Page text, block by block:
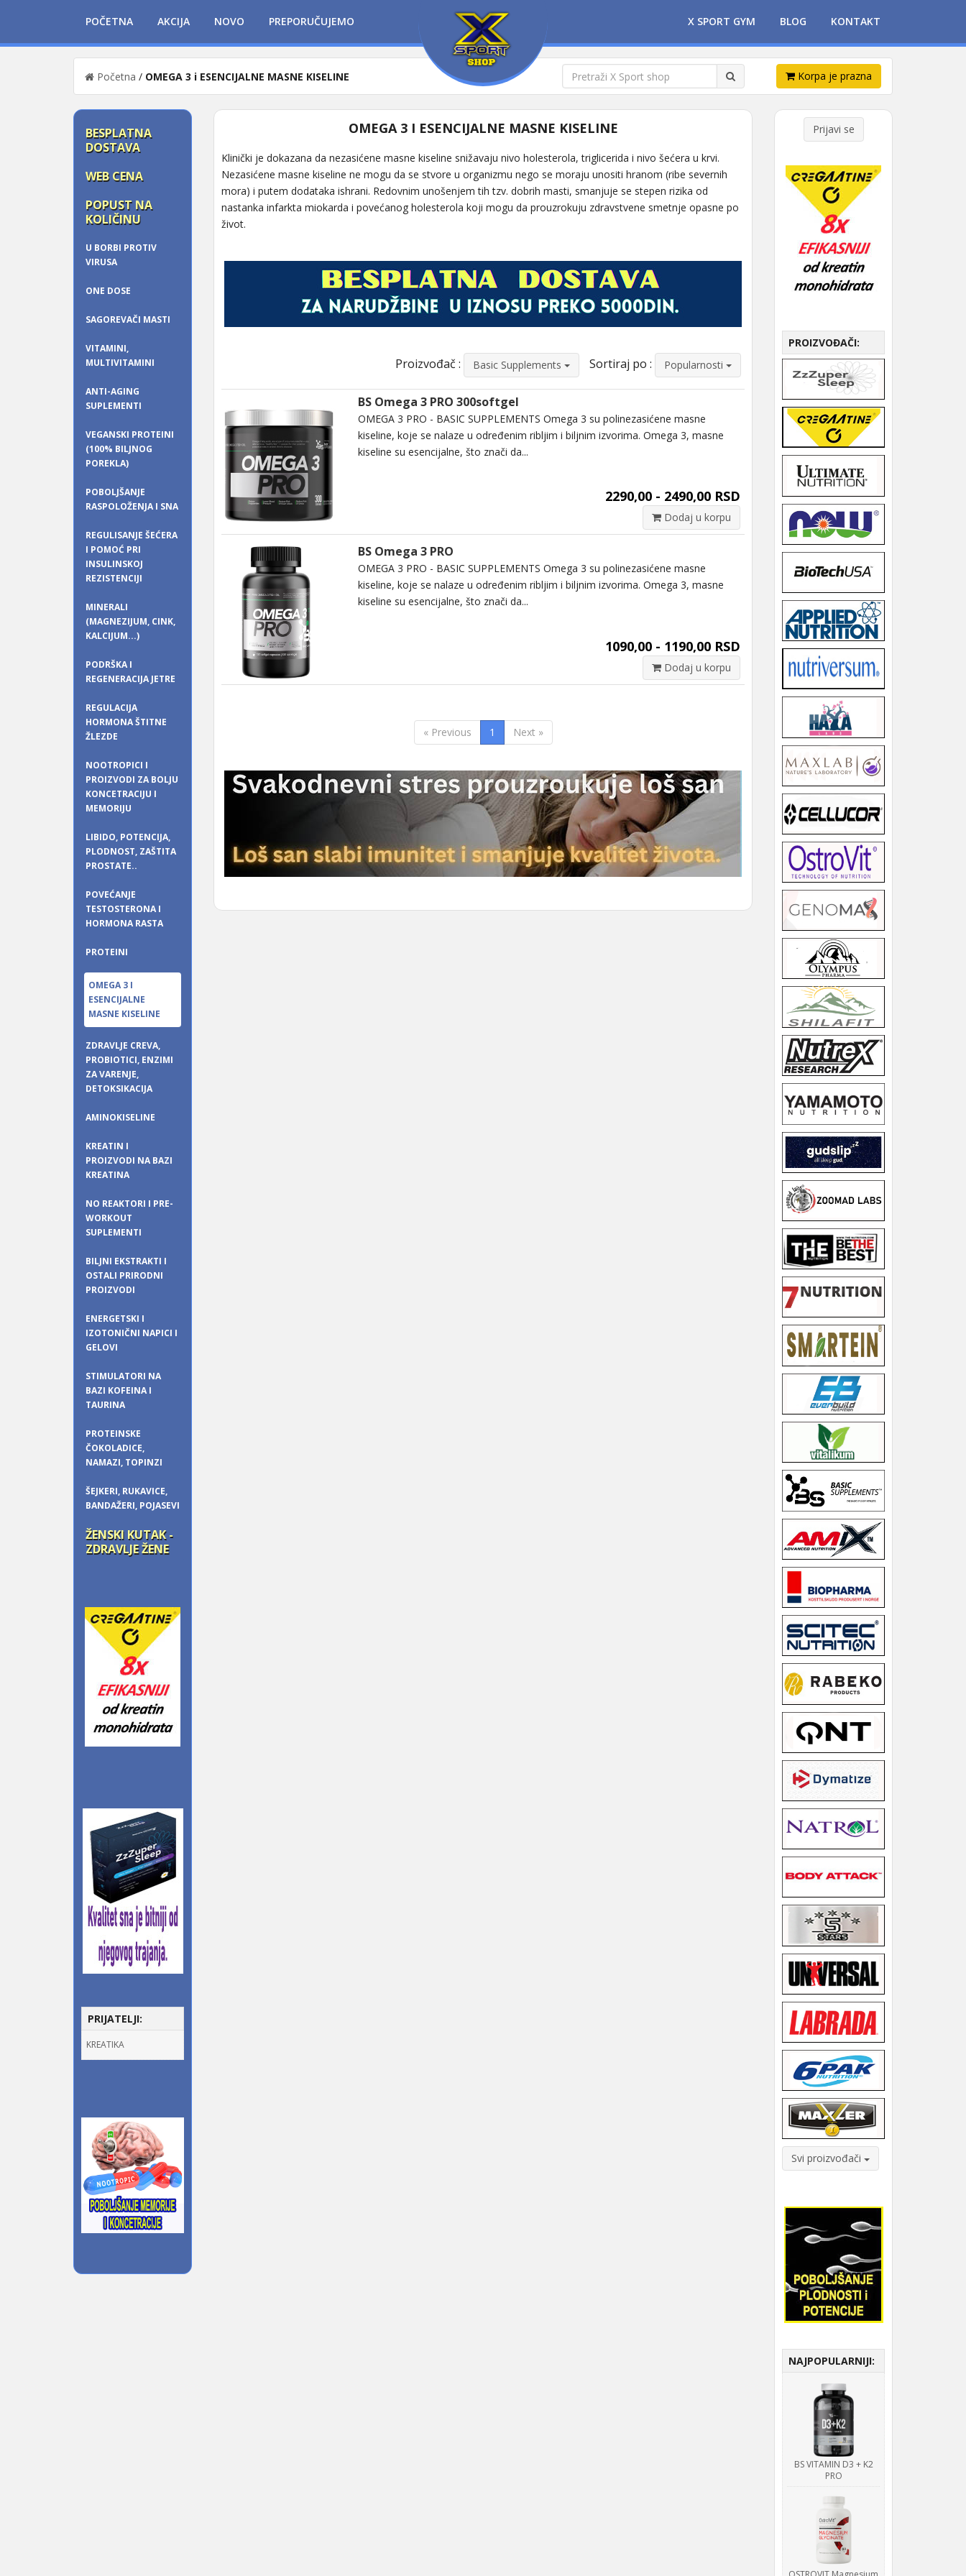
POČETNA AKCIJA NOVO PREPORUČUJEMO X SPORT GYM BLOG KONTAKT
Početna / OMEGA 3 i ESENCIJALNE MASNE KISELINE Korpa je prazna
BESPLATNA
DOSTAVA
WEB CENA
POPUST NA
KOLIČINU
U BORBI PROTIV
VIRUSA
ONE DOSE
SAGOREVAČI MASTI
VITAMINI,
MULTIVITAMINI
ANTI-AGING
SUPLEMENTI
VEGANSKI PROTEINI
(100% BILJNOG
POREKLA)
POBOLJŠANJE
RASPOLOŽENJA I SNA
REGULISANJE ŠEĆERA
I POMOĆ PRI
INSULINSKOJ
REZISTENCIJI
MINERALI
(MAGNEZIJUM, CINK,
KALCIJUM...)
PODRŠKA I
REGENERACIJA JETRE
REGULACIJA
HORMONA ŠTITNE
ŽLEZDE
NOOTROPICI I
PROIZVODI ZA BOLJU
KONCETRACIJU I
MEMORIJU
LIBIDO, POTENCIJA,
PLODNOST, ZAŠTITA
PROSTATE..
POVEĆANJE
TESTOSTERONA I
HORMONA RASTA
PROTEINI
OMEGA 3 I
ESENCIJALNE
MASNE KISELINE
ZDRAVLJE CREVA,
PROBIOTICI, ENZIMI
ZA VARENJE,
DETOKSIKACIJA
AMINOKISELINE
KREATIN I
PROIZVODI NA BAZI
KREATINA
NO REAKTORI I PRE-
WORKOUT
SUPLEMENTI
BILJNI EKSTRAKTI I
OSTALI PRIRODNI
PROIZVODI
ENERGETSKI I
IZOTONIČNI NAPICI I
GELOVI
STIMULATORI NA
BAZI KOFEINA I
TAURINA
PROTEINSKE
ČOKOLADICE,
NAMAZI, TOPINZI
ŠEJKERI, RUKAVICE,
BANDAŽERI, POJASEVI
ŽENSKI KUTAK -
ZDRAVLJE ŽENE
PRIJATELJI:
KREATIKA
OMEGA 3 I ESENCIJALNE MASNE KISELINE
Klinički je dokazana da nezasićene masne kiseline snižavaju nivo holesterola, triglicerida i nivo šećera u krvi.
Nezasićene masne kiseline ne mogu da se stvore u organizmu nego se moraju unositi hranom (ribe severnih
mora) i putem dodataka ishrani. Redovnim unošenjem tih tzv. dobrih masti, smanjuje se stepen rizika od
nastanka infarkta miokarda i povećanog holesterola koji mogu da prouzrokuju zdravstvene smetnje opasne po
život.
Proizvođač : Basic Supplements Sortiraj po : Popularnosti
BS Omega 3 PRO 300softgel
OMEGA 3 PRO - BASIC SUPPLEMENTS Omega 3 su polinezasićene masne
kiseline, koje se nalaze u određenim ribljim i biljnim izvorima. Omega 3, masne
kiseline su esencijalne, što znači da...
2290,00 - 2490,00 RSD
Dodaj u korpu
BS Omega 3 PRO
OMEGA 3 PRO - BASIC SUPPLEMENTS Omega 3 su polinezasićene masne
kiseline, koje se nalaze u određenim ribljim i biljnim izvorima. Omega 3, masne
kiseline su esencijalne, što znači da...
1090,00 - 1190,00 RSD
Dodaj u korpu
« Previous 1 Next »
Prijavi se
PROIZVOĐAČI:
Svi proizvođači
NAJPOPULARNIJI:
BS VITAMIN D3 + K2
PRO